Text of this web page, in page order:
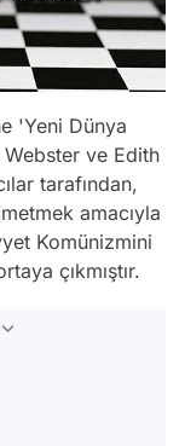
'Yeni Dünya
ve Edith
tarafından,
amacıyla
Komünizmini
çıkmıştır.